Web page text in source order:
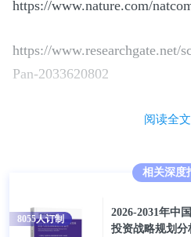
https://www.nature.com/
https://www.researchgate.net/
Pan-2033620802
阅读全文
相关深度
2026-2031年中国
投资战略规划分
8055人订制